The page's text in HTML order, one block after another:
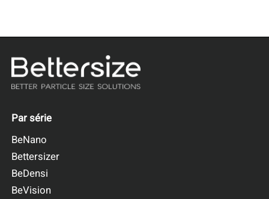
Par série
BeNano
Bettersizer
BeDensi
BeVision